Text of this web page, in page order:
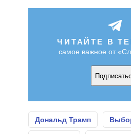
ЧИТАЙТЕ В
самое важное от
Дональд Трамп